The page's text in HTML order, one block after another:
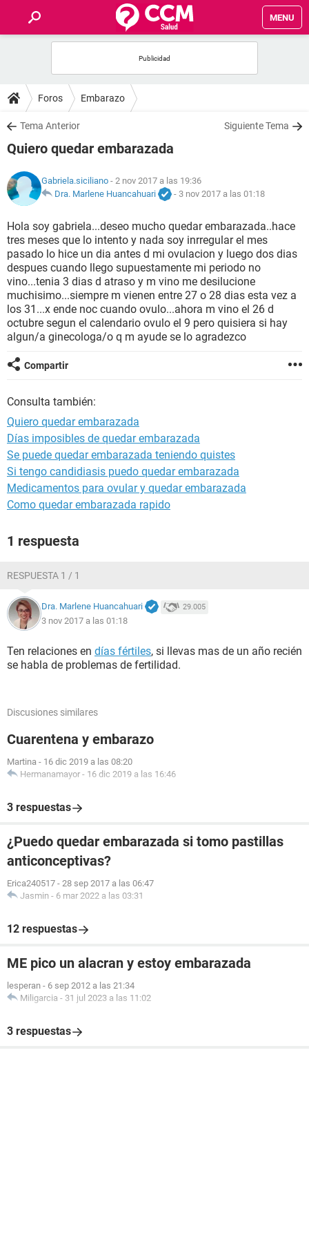
MENU
FOROS
SALUD
FAMILIA
NUTRICIÓN
BIENESTAR
SEXUALIDAD
GLOSARIO
Foros Embarazo
Tema Anterior Siguiente Tema
Quiero quedar embarazada
Gabriela.siciliano - 2 nov 2017 a las 19:36
Dra. Marlene Huancahuari
- 3 nov 2017 a las 01:18
Hola soy gabriela...deseo mucho quedar embarazada..hace
tres meses que lo intento y nada soy inrregular el mes
pasado lo hice un dia antes d mi ovulacion y luego dos dias
despues cuando llego supuestamente mi periodo no
vino...tenia 3 dias d atraso y m vino me desilucione
muchisimo...siempre m vienen entre 27 o 28 dias esta vez a
los 31...x ende noc cuando ovulo...ahora m vino el 26 d
octubre segun el calendario ovulo el 9 pero quisiera si hay
algun/a ginecologa/o q m ayude se lo agradezco
Compartir
Consulta también:
Quiero quedar embarazada
Días imposibles de quedar embarazada
Se puede quedar embarazada teniendo quistes
Si tengo candidiasis puedo quedar embarazada
Medicamentos para ovular y quedar embarazada
Como quedar embarazada rapido
1 respuesta
RESPUESTA 1 / 1
Dra. Marlene Huancahuari 29.005
3 nov 2017 a las 01:18
Ten relaciones en días fértiles, si llevas mas de un año recién
se habla de problemas de fertilidad.
Discusiones similares
Cuarentena y embarazo
Martina - 16 dic 2019 a las 08:20
Hermanamayor - 16 dic 2019 a las 16:46
3 respuestas
¿Puedo quedar embarazada si tomo pastillas
anticonceptivas?
Erica240517 - 28 sep 2017 a las 06:47
Jasmin - 6 mar 2022 a las 03:31
12 respuestas
ME pico un alacran y estoy embarazada
lesperan - 6 sep 2012 a las 21:34
Miligarcia - 31 jul 2023 a las 11:02
3 respuestas